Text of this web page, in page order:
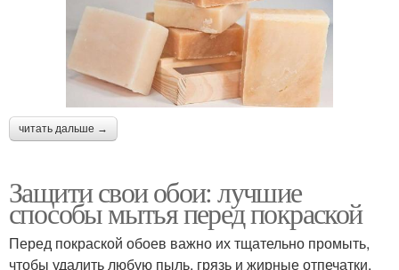
читать дальше →
Защити свои обои: лучшие
способы мытья перед покраской
Перед покраской обоев важно их тщательно промыть,
чтобы удалить любую пыль, грязь и жирные отпечатки.